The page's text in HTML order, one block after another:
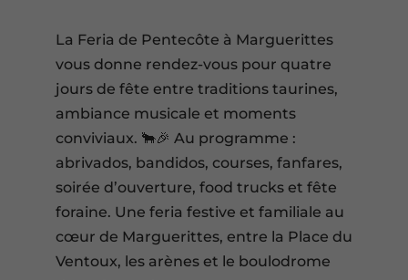
La Feria de Pentecôte à Marguerittes
vous donne rendez-vous pour quatre
jours de fête entre traditions taurines,
ambiance musicale et moments
conviviaux. 🐂🎉 Au programme :
abrivados, bandidos, courses, fanfares,
soirée d’ouverture, food trucks et fête
foraine. Une feria festive et familiale au
cœur de Marguerittes, entre la Place du
Ventoux, les arènes et le boulodrome